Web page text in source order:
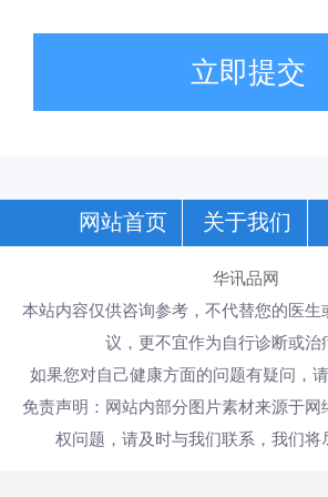
立即提交
网站首页 关于我们
华讯品网
本站内容仅供咨询参考，不代替您的医生
议，更不宜作为自行诊断或治
如果您对自己健康方面的问题有疑问，
免责声明：网站内部分图片素材来源于网
权问题，请及时与我们联系，我们将